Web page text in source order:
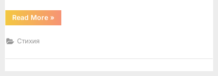
Read More“Булат
Окуджава”
»
Стихия